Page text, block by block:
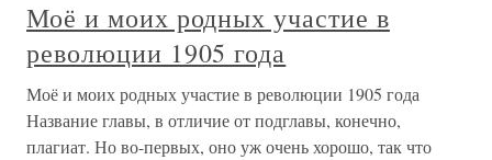
Моё и моих родных участие в
революции 1905 года
Моё и моих родных участие в революции 1905 года
Название главы, в отличие от подглавы, конечно,
плагиат. Но во-первых, оно уж очень хорошо, так что